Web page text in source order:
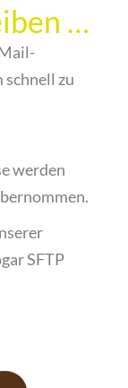
…
schnell zu
werden
SFTP